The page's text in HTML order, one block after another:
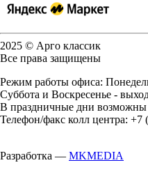
2025 © Арго классик
Все права защищены
Режим работы офиса:
Суббота и Воскресенье -
В праздничные дни возможны
Телефон/факс колл центра: +7
Разработка — MKMEDIA